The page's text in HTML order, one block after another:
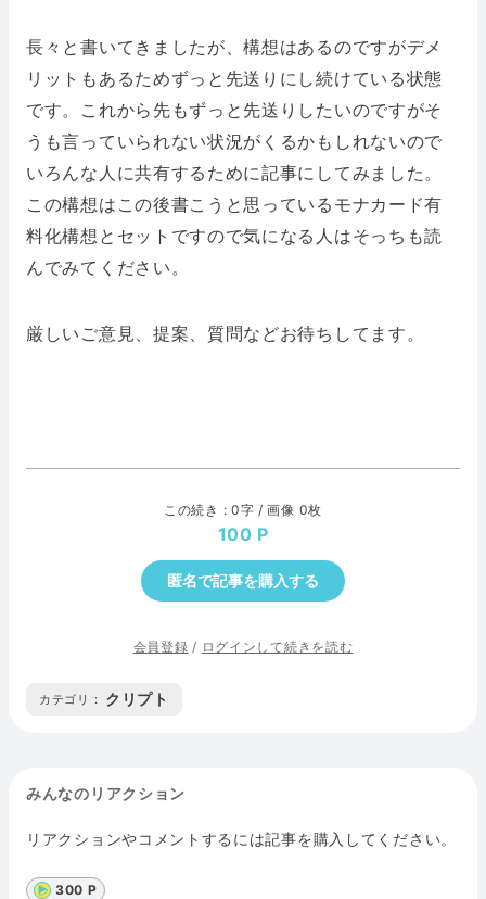
長々と書いてきましたが、構想はあるのですがデメ
リットもあるためずっと先送りにし続けている状態
です。これから先もずっと先送りしたいのですがそ
うも言っていられない状況がくるかもしれないので
いろんな人に共有するために記事にしてみました。
この構想はこの後書こうと思っているモナカード有
料化構想とセットですので気になる人はそっちも読
んでみてください。
厳しいご意見、提案、質問などお待ちしてます。
この続き : 0字 / 画像 0枚
100
匿名で記事を購入する
会員登録 / ログインして続きを読む
カテゴリ : クリプト
みんなのリアクション
リアクションやコメントするには記事を購入してください。
300 P